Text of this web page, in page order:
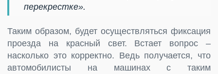
перекрестке».
Таким образом, будет осуществляться фиксация
проезда на красный свет. Встает вопрос –
насколько это корректно. Ведь получается, что
автомобилисты на машинах с таким